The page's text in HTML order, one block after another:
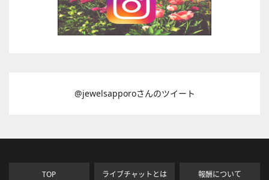
@jewelsapporoさんのツイート
TOP ライブチャットとは 報酬について